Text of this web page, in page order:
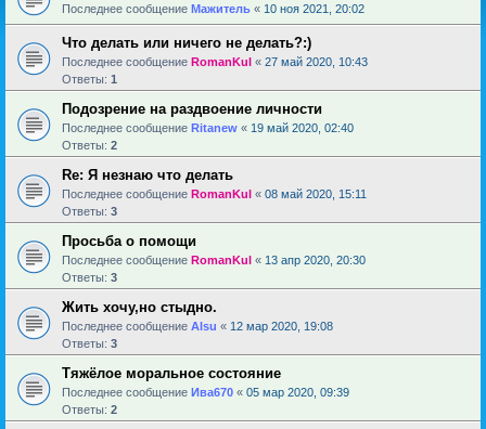
Последнее сообщение Мажитель « 10 ноя 2021, 20:02
Что делать или ничего не делать?:)
Последнее сообщение RomanKul « 27 май 2020, 10:43
Ответы: 1
Подозрение на раздвоение личности
Последнее сообщение Ritanew « 19 май 2020, 02:40
Ответы: 2
Re: Я незнаю что делать
Последнее сообщение RomanKul « 08 май 2020, 15:11
Ответы: 3
Просьба о помощи
Последнее сообщение RomanKul « 13 апр 2020, 20:30
Ответы: 3
Жить хочу,но стыдно.
Последнее сообщение Alsu « 12 мар 2020, 19:08
Ответы: 3
Тяжёлое моральное состояние
Последнее сообщение Ива670 « 05 мар 2020, 09:39
Ответы: 2